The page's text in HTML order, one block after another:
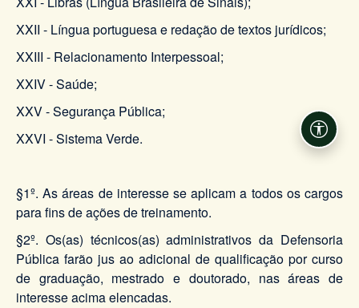
XXII - Língua portuguesa e redação de textos jurídicos;
XXIII - Relacionamento Interpessoal;
XXIV - Saúde;
XXV - Segurança Pública;
XXVI - Sistema Verde.
§1º. As áreas de interesse se aplicam a todos os cargos
para fins de ações de treinamento.
§2º. Os(as) técnicos(as) administrativos da Defensoria
Pública farão jus ao adicional de qualificação por curso
de graduação, mestrado e doutorado, nas áreas de
interesse acima elencadas.